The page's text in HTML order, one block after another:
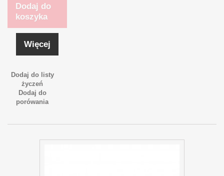
Dodaj do
koszyka
Więcej
Dodaj do listy
życzeń
Dodaj do
porówania